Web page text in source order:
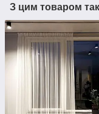
З цим товаром